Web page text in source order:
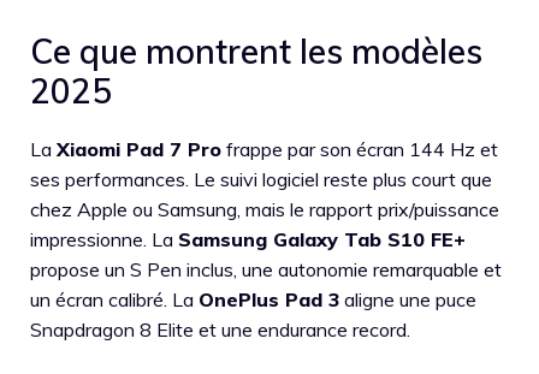
Ce que montrent les modèles
2025
La Xiaomi Pad 7 Pro frappe par son écran 144 Hz et
ses performances. Le suivi logiciel reste plus court que
chez Apple ou Samsung, mais le rapport prix/puissance
impressionne. La Samsung Galaxy Tab S10 FE+
propose un S Pen inclus, une autonomie remarquable et
un écran calibré. La OnePlus Pad 3 aligne une puce
Snapdragon 8 Elite et une endurance record.